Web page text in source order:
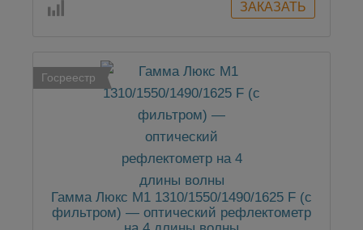
Госреестр
Гамма Люкс M1 1310/1550/1490/1625 F (с
фильтром) — оптический рефлектометр